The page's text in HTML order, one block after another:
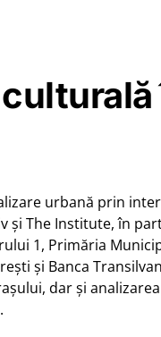
urbană prin
și The Institute, în
1, Primăria
și Banca
dar și